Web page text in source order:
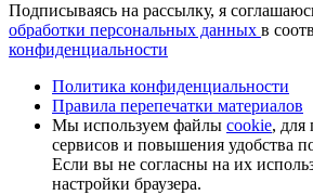
Подписываясь на рассылку, я
обработки персональных данных в
конфиденциальности
Политика конфиденциальности
Правила перепечатки материалов
Мы используем файлы cookie, для
сервисов и повышения удобства
Если вы не согласны на их
настройки браузера.